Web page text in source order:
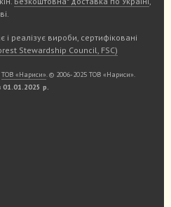
реалізує вироби, сертифіковані
Stewardship Council, FSC)
ТОВ «Нариси». © 2006-2025 ТОВ «Нариси».
01.01.2025 р.